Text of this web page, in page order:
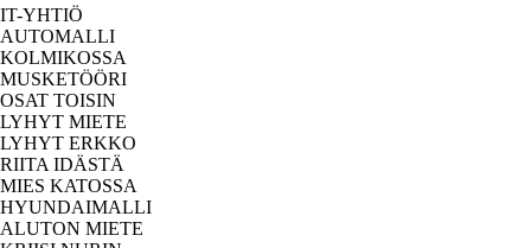
IT-YHTIÖ
AUTOMALLI
KOLMIKOSSA
MUSKETÖÖRI
OSAT TOISIN
LYHYT MIETE
LYHYT ERKKO
RIITA IDÄSTÄ
MIES KATOSSA
HYUNDAIMALLI
ALUTON MIETE